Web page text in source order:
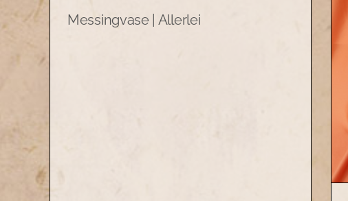
Messingvase | Allerlei
Allerlei